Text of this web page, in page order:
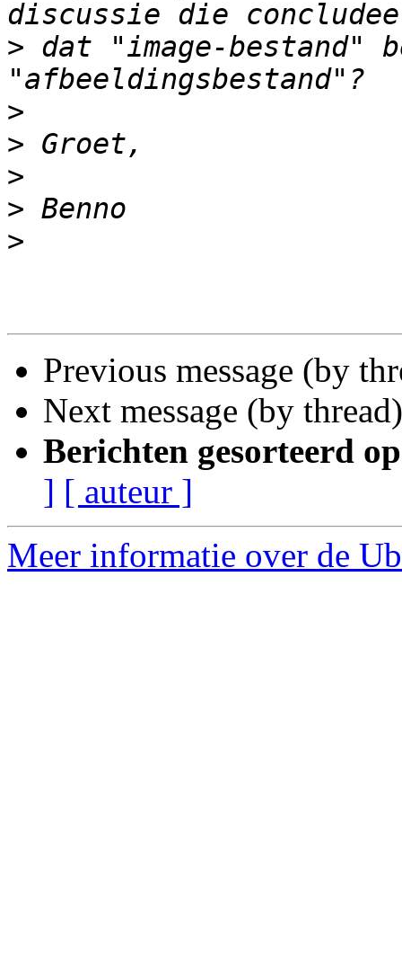
> dat "image-bestand"
>
>
>
>
>
Previous message (by
Next message (by
Berichten gesorteerd
] [ auteur ]
Meer informatie over de